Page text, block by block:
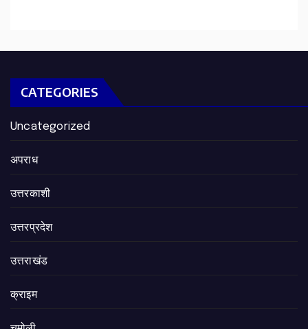
CATEGORIES
Uncategorized
अपराध
उत्तरकाशी
उत्तरप्रदेश
उत्तराखंड
क्राइम